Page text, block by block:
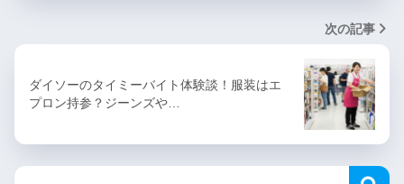
次の記事
ダイソーのタイミーバイト体験談！服装はエ
プロン持参？ジーンズや…